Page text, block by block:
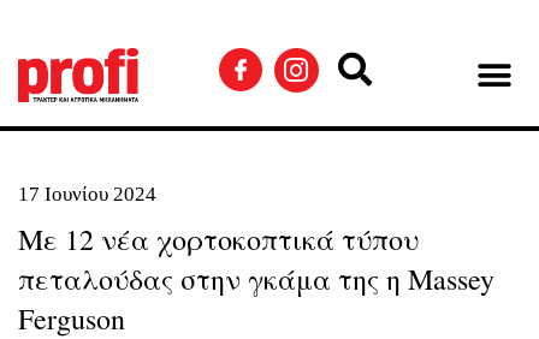
17 Ιουνίου 2024
Με 12 νέα χορτοκοπτικά τύπου
πεταλούδας στην γκάμα της η Massey
Ferguson